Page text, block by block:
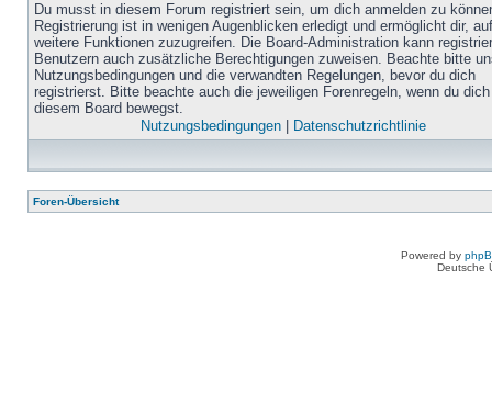
Du musst in diesem Forum registriert sein, um dich anmelden zu
Registrierung ist in wenigen Augenblicken erledigt und ermöglicht dir, auf
weitere Funktionen zuzugreifen. Die Board-Administration kann
Benutzern auch zusätzliche Berechtigungen zuweisen. Beachte bitte
Nutzungsbedingungen und die verwandten Regelungen, bevor du dich
registrierst. Bitte beachte auch die jeweiligen Forenregeln, wenn du
diesem Board bewegst.
Nutzungsbedingungen| Datenschutzrichtlinie
Foren-Übersicht
Powered by
Deutsche